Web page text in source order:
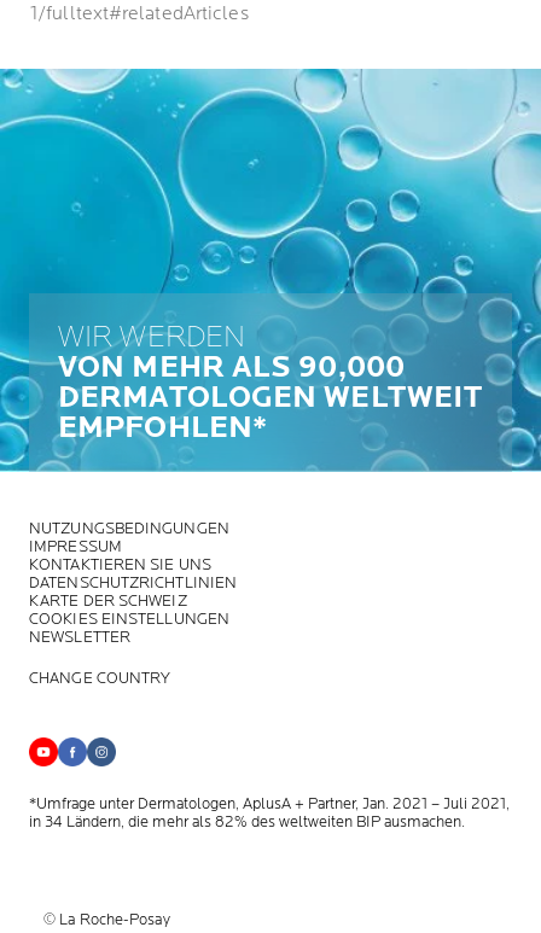
1/fulltext#relatedArticles
WIR WERDEN
VON MEHR ALS 90,000
DERMATOLOGEN WELTWEIT
EMPFOHLEN*
NUTZUNGSBEDINGUNGEN
IMPRESSUM
KONTAKTIEREN SIE UNS
DATENSCHUTZRICHTLINIEN
KARTE DER SCHWEIZ
COOKIES EINSTELLUNGEN
NEWSLETTER
CHANGE COUNTRY
*Umfrage unter Dermatologen, AplusA + Partner, Jan. 2021 – Juli 2021,
in 34 Ländern, die mehr als 82% des weltweiten BIP ausmachen.
© La Roche-Posay